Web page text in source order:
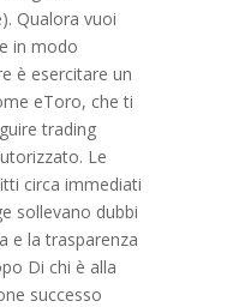
Qualora vuoi
in modo
è esercitare un
eToro, che ti
trading
Le
circa immediati
sollevano dubbi
e la trasparenza
Di chi è alla
successo